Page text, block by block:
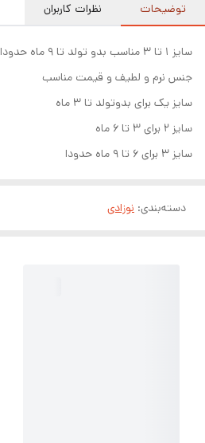
توضیحات نظرات کاربران
سایز ۱ تا ۳ مناسب بدو تولد تا ۹ ماه حدودا
جنس نرم و لطیف و قیمت مناسب
سایز یک برای بدوتولد تا ۳ ماه
سایز ۲ برای ۳ تا ۶ ماه
سایز ۳ برای ۶ تا ۹ ماه حدودا
دسته‌بندی: نوزادی